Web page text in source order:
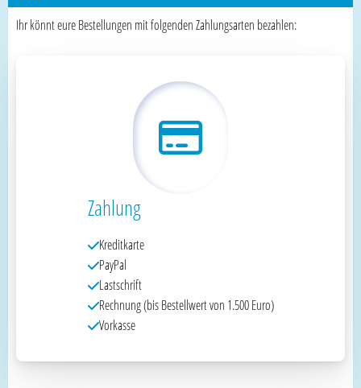
Ihr könnt eure Bestellungen mit folgenden Zahlungsarten bezahlen:
Zahlung
Kreditkarte
PayPal
Lastschrift
Rechnung (bis Bestellwert von 1.500 Euro)
Vorkasse